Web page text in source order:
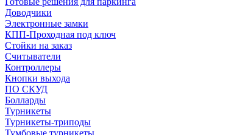
Доводчики
Электронные замки
КПП-Проходная под ключ
Стойки на заказ
Считыватели
Контроллеры
Кнопки выхода
ПО СКУД
Болларды
Турникеты
Турникеты-триподы
Тумбовые турникеты